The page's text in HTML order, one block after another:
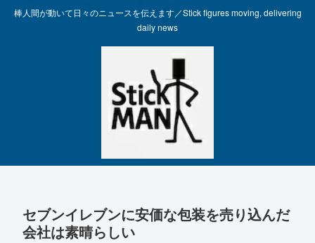
棒人間が動いて日々のニュースを伝えます／Stick figures moving, delivering
daily news
セブンイレブンに安価な包装を売り込んだ
会社は素晴らしい